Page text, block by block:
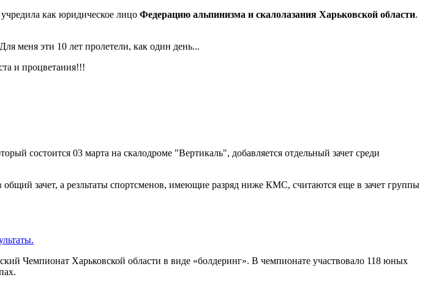
учредила как юридическое лицо Федерацию альпинизма и скалолазания Харьковской области.
меня эти 10 лет пролетели, как один день...
и процветания!!!
состоится 03 марта на скалодроме "Вертикаль", добавляется отдельный зачет среди
общий зачет, а резльтаты спортсменов, имеющие разряд ниже КМС, считаются еще в зачет группы
Чемпионат Харьковской области в виде «болдеринг». В чемпионате участвовало 118 юных